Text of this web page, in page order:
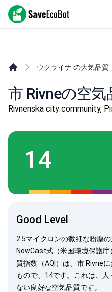
SaveEcoBot
ウクライナ の大気品質
市 Rivneの空気
Rivnenska city community,
14
Good Level
2.5マイクロンの微細な粉塵
NowCast式（米国環境保護庁
質指数（AQI）は、市 Rivne
もので、14です。これは、
ない良好な空気品質です。